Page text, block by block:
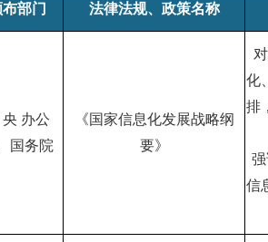
部门 法律法规、政策名称
央 办公
国务院
《国家信息化发展战略纲
要》
化
排
信